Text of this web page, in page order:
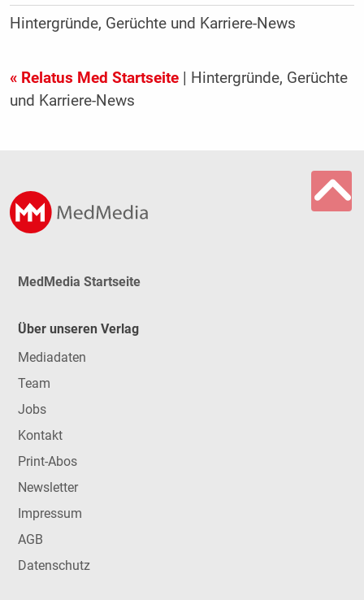
Hintergründe, Gerüchte und Karriere-News
« Relatus Med Startseite| Hintergründe, Gerüchte
und Karriere-News
MedMedia Startseite
Über unseren Verlag
Mediadaten
Team
Jobs
Kontakt
Print-Abos
Newsletter
Impressum
AGB
Datenschutz